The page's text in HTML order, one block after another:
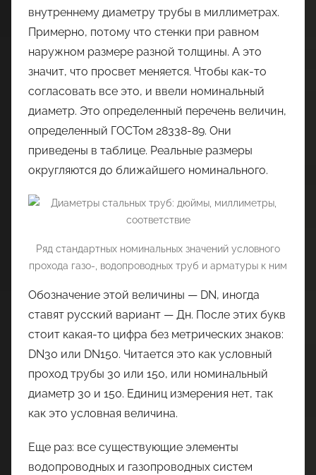
внутреннему диаметру трубы в миллиметрах.
Примерно, потому что стенки при равном
наружном размере разной толщины. А это
значит, что просвет меняется. Чтобы как-то
согласовать все это, и ввели номинальный
диаметр. Это определенный перечень величин,
определенный ГОСТом 28338-89. Они
приведены в таблице. Реальные размеры
округляются до ближайшего номинального.
Ряд стандартных номинальных значений условного
прохода газо-, водопроводных труб и арматуры к ним
Обозначение этой величины — DN, иногда
ставят русский вариант — Дн. После этих букв
стоит какая-то цифра без метрических знаков:
DN30 или DN150. Читается это как условный
проход трубы 30 или 150, или номинальный
диаметр 30 и 150. Единиц измерения нет, так
как это условная величина.
Еще раз: все существующие элементы
водопроводных и газопроводных систем